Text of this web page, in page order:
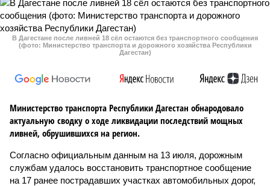
В Дагестане после ливней 18 сёл остаются без транспортного сообщения
(фото: Министерство транспорта и дорожного хозяйства Республики
Дагестан)
Министерство транспорта Республики Дагестан обнародовало
актуальную сводку о ходе ликвидации последствий мощных
ливней, обрушившихся на регион.
Согласно официальным данным на 13 июля, дорожным
службам удалось восстановить транспортное сообщение
на 17 ранее пострадавших участках автомобильных дорог,